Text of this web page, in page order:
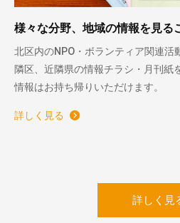
様々な分野、地域の情報を見る
北区内のNPO・ボランティア関連活
隣区、近隣県の情報チラシ・月刊紙
情報はお持ち帰りいただけます。
詳しく見る
詳しく見